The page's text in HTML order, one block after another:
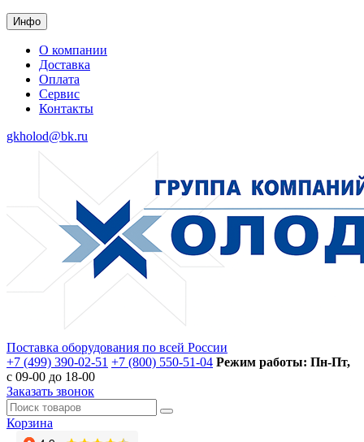
Инфо
О компании
Доставка
Оплата
Сервис
Контакты
gkholod@bk.ru
Поставка оборудования по всей России
+7 (499) 390-02-51 +7 (800) 550-51-04 Режим работы: Пн-Пт,
с 09-00 до 18-00
Заказать звонок
Корзина